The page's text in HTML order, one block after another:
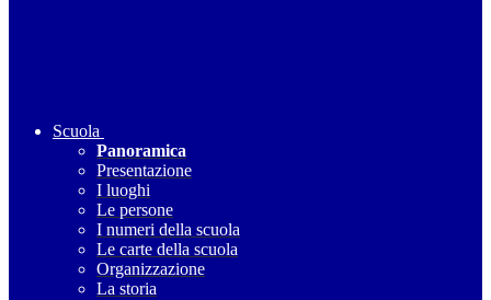
Scuola
Panoramica
Presentazione
I luoghi
Le persone
I numeri della scuola
Le carte della scuola
Organizzazione
La storia